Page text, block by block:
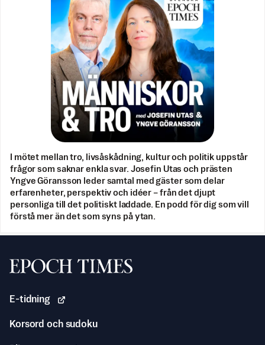
I mötet mellan tro, livsåskådning, kultur och politik uppstår
frågor som saknar enkla svar. Josefin Utas och prästen
Yngve Göransson leder samtal med gäster som delar
erfarenheter, perspektiv och idéer – från det djupt
personliga till det politiskt laddade. En podd för dig som vill
förstå mer än det som syns på ytan.
Svenska Epoch Times
E-tidning
Korsord och sudoku